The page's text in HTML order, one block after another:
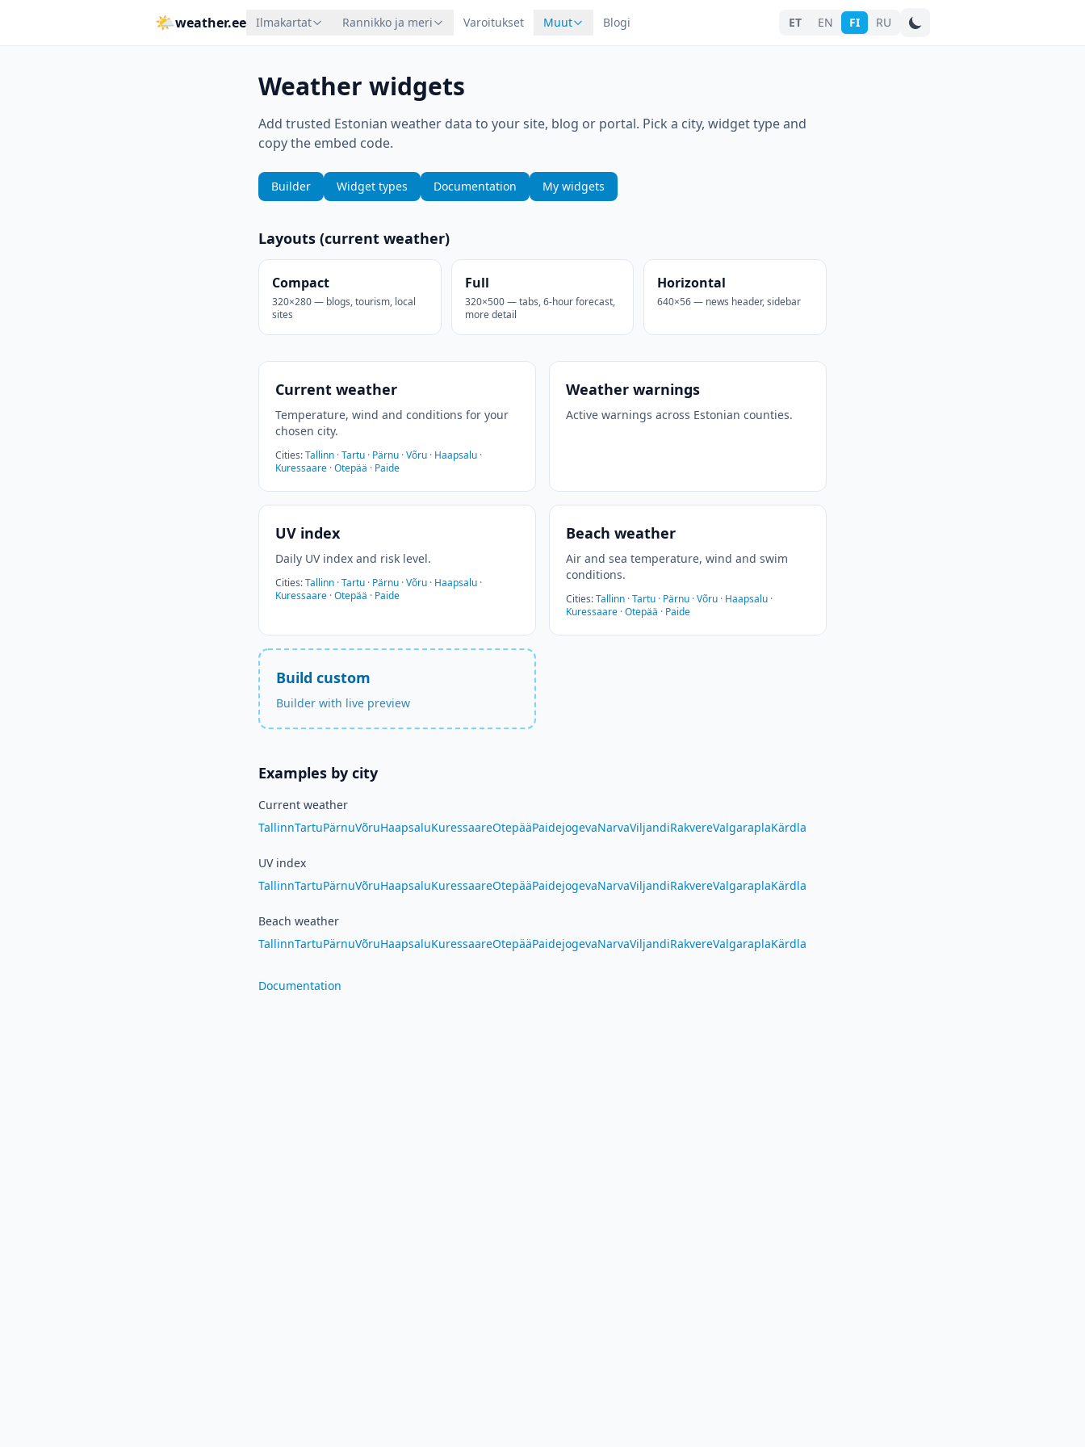
🌤weather.ee Ilmakartat Rannikko ja meri Varoitukset Muut Blogi Hae kaupunkia
ET EN FI RU
Weather widgets
Add trusted Estonian weather data to your site, blog or portal. Pick a city, widget type and
copy the embed code.
Builder Widget types Documentation My widgets
Layouts (current weather)
Compact
320×280 — blogs, tourism, local
sites
Full
320×500 — tabs, 6-hour forecast,
more detail
Horizontal
640×56 — news header, sidebar
Current weather
Temperature, wind and conditions for your
chosen city.
Cities:Tallinn ·Tartu · Pärnu ·Võru · Haapsalu ·
Kuressaare ·Otepää · Paide
Weather warnings
Active warnings across Estonian counties.
UV index
Daily UV index and risk level.
Cities:Tallinn ·Tartu · Pärnu ·Võru · Haapsalu ·
Kuressaare ·Otepää · Paide
Beach weather
Air and sea temperature, wind and swim
conditions.
Cities:Tallinn ·Tartu · Pärnu ·Võru · Haapsalu ·
Kuressaare ·Otepää · Paide
Build custom
Builder with live preview
Examples by city
Current weather
TallinnTartuPärnuVõruHaapsaluKuressaareOtepääPaidejogevaNarvaViljandiRakvereValgaraplaKärdla
UV index
TallinnTartuPärnuVõruHaapsaluKuressaareOtepääPaidejogevaNarvaViljandiRakvereValgaraplaKärdla
Beach weather
TallinnTartuPärnuVõruHaapsaluKuressaareOtepääPaidejogevaNarvaViljandiRakvereValgaraplaKärdla
Documentation